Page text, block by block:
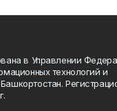
в Управлении
технологий и